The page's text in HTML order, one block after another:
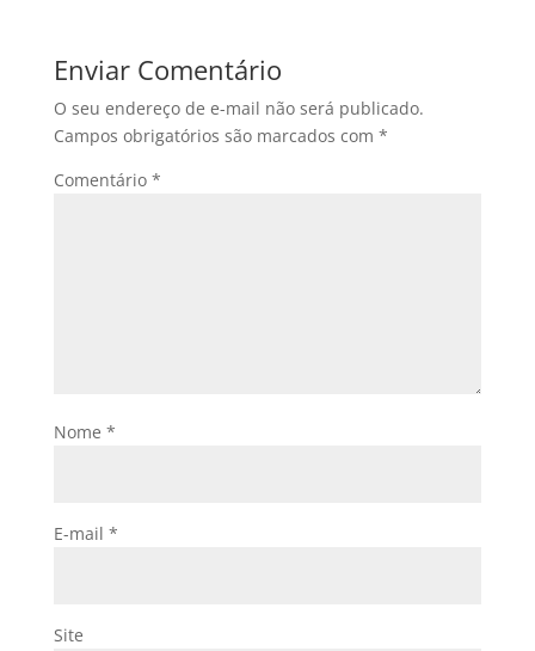
Enviar Comentário
O seu endereço de e-mail não será publicado.
Campos obrigatórios são marcados com *
Comentário *
Nome *
E-mail *
Site